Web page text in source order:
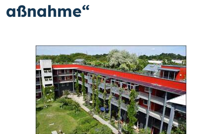
aßnahme“